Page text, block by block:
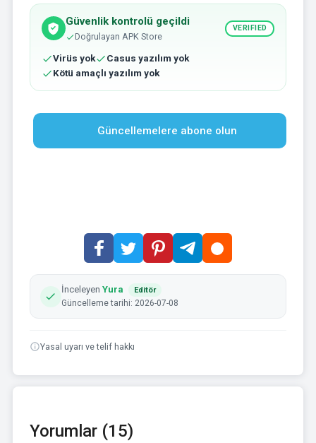
Güvenlik kontrolü geçildi
Doğrulayan APK Store
VERIFIED
Virüs yok
Casus yazılım yok
Kötü amaçlı yazılım yok
Güncellemelere abone olun
İnceleyen Yura Editör
Güncelleme tarihi: 2026-07-08
Yasal uyarı ve telif hakkı
Yorumlar (15)